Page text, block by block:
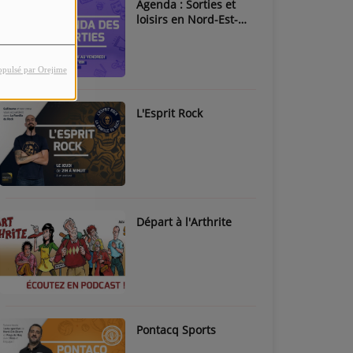
par Orejime
Agenda : Sorties et
loisirs en Nord-Est-
L'Esprit Rock
Départ à l'Arthrite
Pontacq Sports